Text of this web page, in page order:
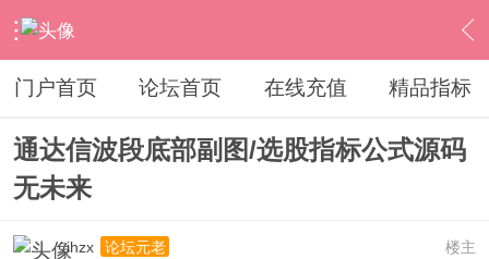
› 通达信指标公式 › 条件选股公式 › 内容
门户首页 论坛首页 在线充值 精品指标
通达信波段底部副图/选股指标公式源码
无未来
楼主
ihzx
论坛元老